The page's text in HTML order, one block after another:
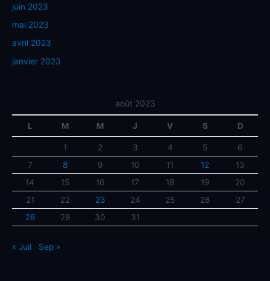
juin 2023
mai 2023
avril 2023
janvier 2023
août 2023
L M M J V S D
1 2 3 4 5
6
7
8 9 10 11 12
13
14
15 16 17 18 19
20
21
22 23 24 25 26
27
28
29 30 31
« Juil Sep »